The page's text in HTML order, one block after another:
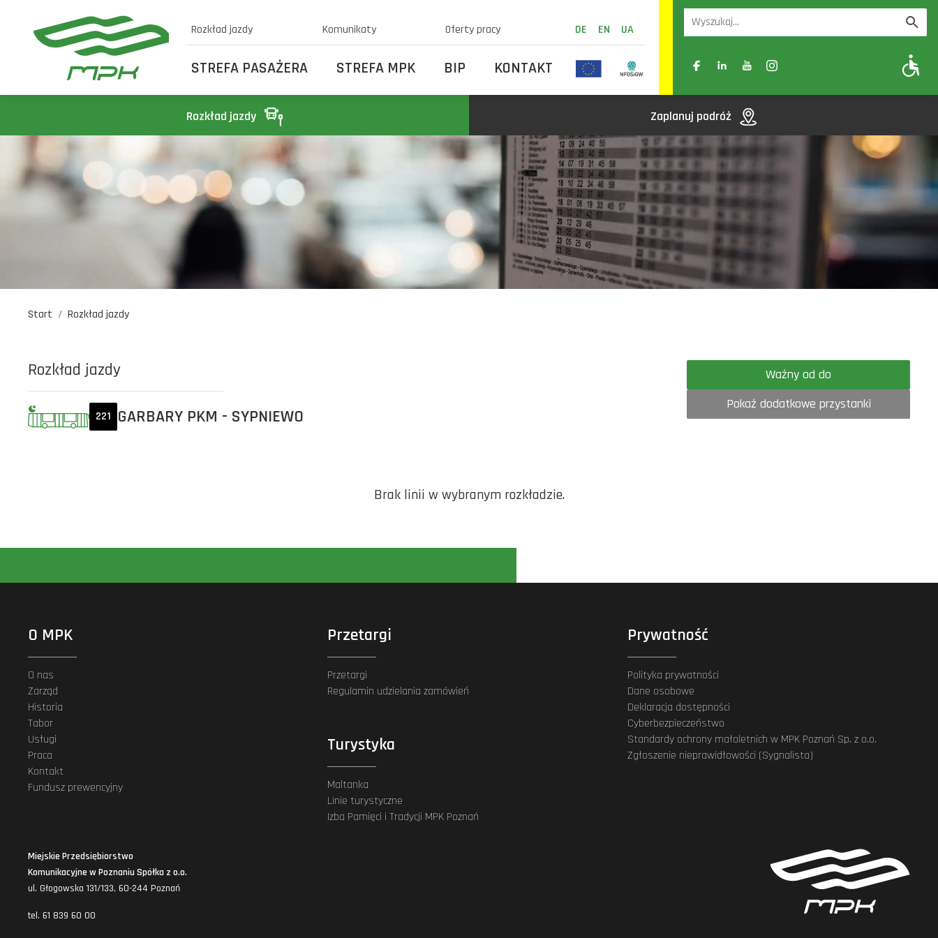
Rozkład jazdy Komunikaty Oferty pracy DE EN UA
STREFA PASAŻERA STREFA MPK BIP KONTAKT A- A A+
Rozkład jazdy Zaplanuj podróż
Start Rozkład jazdy
Rozkład jazdy
221 GARBARY PKM - SYPNIEWO
Ważny od do
Pokaż dodatkowe przystanki
Brak linii w wybranym rozkładzie.
O MPK
O nas
Zarząd
Historia
Tabor
Usługi
Praca
Kontakt
Fundusz prewencyjny
Przetargi
Przetargi
Regulamin udzielania zamówień
Turystyka
Maltanka
Linie turystyczne
Izba Pamięci i Tradycji MPK Poznań
Prywatność
Polityka prywatności
Dane osobowe
Deklaracja dostępności
Cyberbezpieczeństwo
Standardy ochrony małoletnich w MPK Poznań Sp. z o.o.
Zgłoszenie nieprawidłowości (Sygnalista)
Miejskie Przedsiębiorstwo
Komunikacyjne w Poznaniu Spółka z o.o.
ul. Głogowska 131/133, 60-244 Poznań
tel. 61 839 60 00